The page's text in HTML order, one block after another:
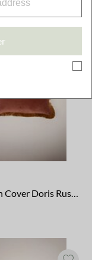
61 hits. Sort by